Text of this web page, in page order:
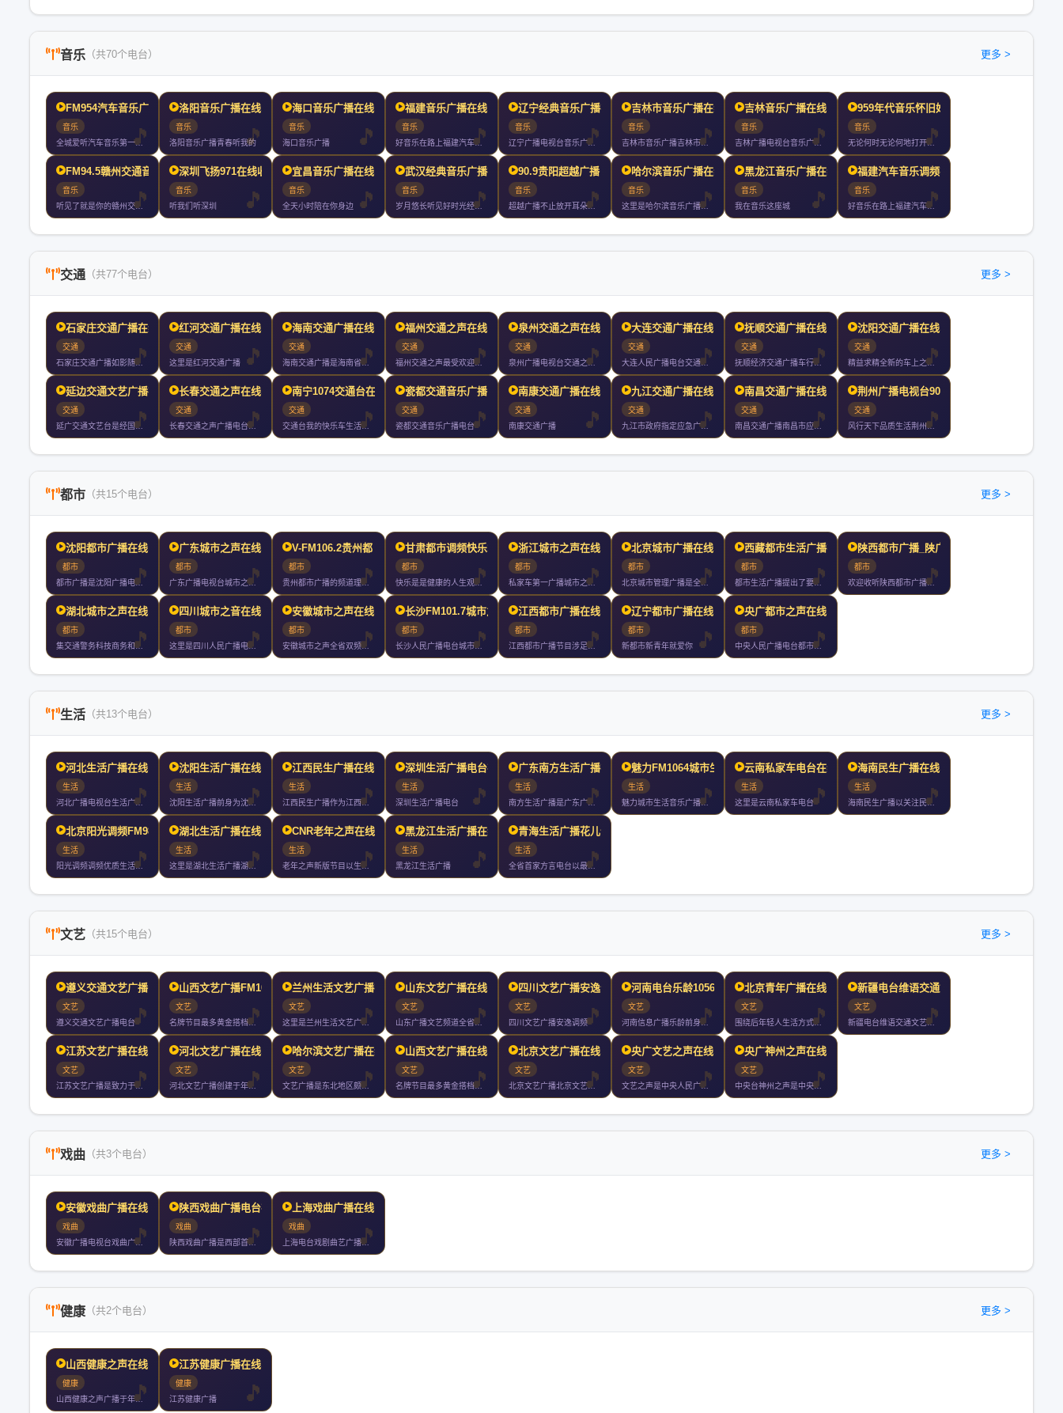
音乐 （共70个电台） 更多 >
FM954汽车音乐广播在
音乐
全城爱听汽车音乐第一台昆明车上收听率第一
洛阳音乐广播在线收听
音乐
洛阳音乐广播青春听我的
海口音乐广播在线收听
音乐
海口音乐广播
福建音乐广播在线收听
音乐
好音乐在路上福建汽车音乐调频福州厦门泉州漳州小时持续放送
辽宁经典音乐广播在线收听
音乐
辽宁广播电视台音乐广播是辽宁广播电视台下属的广播频率实行全天
吉林市音乐广播在线收听
音乐
吉林市音乐广播吉林市广播电视台旗下最具品味和情怀的绿色调频都
吉林音乐广播在线收听
音乐
吉林广播电视台音乐广播简称吉林音乐广播曾用名东北亚音乐台是吉
959年代音乐怀旧好声音
音乐
无论何时无论何地打开听老歌一首接一首歌声不断情怀不断
FM94.5赣州交通音乐
音乐
听见了就是你的赣州交通音乐广播你随身携带的文艺情怀
深圳飞扬971在线收听
音乐
听我们听深圳
宜昌音乐广播在线收听
音乐
全天小时陪在你身边
武汉经典音乐广播在线收听
音乐
岁月悠长听见好时光经典武汉音乐广播武汉音乐广播是武汉地区第一
90.9贵阳超越广播 W
音乐
超越广播不止放开耳朵城市顶尖音乐电台小时好音乐不间断
哈尔滨音乐广播在线收听
音乐
这里是哈尔滨音乐广播电台
黑龙江音乐广播在线收听
音乐
我在音乐这座城
福建汽车音乐调频在线收听
音乐
好音乐在路上福建汽车音乐调频福州厦门泉州漳州小时持续放送
交通 （共77个电台） 更多 >
石家庄交通广播在线收听
交通
石家庄交通广播如影随形的能量电台
红河交通广播在线收听
交通
这里是红河交通广播
海南交通广播在线收听
交通
海南交通广播是海南省唯一一家以宣传交通服务交通为宗旨以开车人
福州交通之声在线收听
交通
福州交通之声最受欢迎的汽车电台立足车与行为移动人群办有用的广
泉州交通之声在线收听
交通
泉州广播电视台交通之声成立于年月日试播月日开播是泉州市独家专
大连交通广播在线收听
交通
大连人民广播电台交通广播是大连人民广播电台下属的一个广播频道
抚顺交通广播在线收听
交通
抚顺经济交通广播车行天下声动我心一切只为你
沈阳交通广播在线收听
交通
精益求精全新的车上之声节目更动感风格更时尚效果更清晰覆盖更广
延边交通文艺广播在线收听
交通
延广交通文艺台是经国家广播电总局批准的延边朝鲜族自治州唯一的
长春交通之声在线收听
交通
长春交通之声广播电台是长春人民广播电台的系列台之一与长春市交
南宁1074交通台在线收
交通
交通台我的快乐车生活交通音乐广播为南宁广播电视台下属的一家广
瓷都交通音乐广播电台在线
交通
瓷都交通音乐广播电台
南康交通广播在线收听
交通
南康交通广播
九江交通广播在线收听
交通
九江市政府指定应急广播九江最具影响力权威媒体
南昌交通广播在线收听
交通
南昌交通广播南昌市应急广播只为每一个执着在路上的人尼尔森数据
荆州广播电视台90.1汽
交通
风行天下品质生活荆州人民广播电台汽车电台于年月日正式开播全天
都市 （共15个电台） 更多 >
沈阳都市广播在线收听
都市
都市广播是沈阳广播电视台专业系列广播频率之一都市广播作为辽沈
广东城市之声在线收听
都市
广东广播电视台城市之声的节目以丰富多样性和都市色彩为特征每天
V-FM106.2贵州都
都市
贵州都市广播的频道理念以轻松幽默的风格时尚有效的内容为私家车
甘肃都市调频快乐1066
都市
快乐是是健康的人生观点是惊喜的节目内容是流行的都市文化是热情
浙江城市之声在线收听
都市
私家车第一广播城市之声快乐梦想家拥有全球最顶尖的主持群创造知
北京城市广播在线收听
都市
北京城市管理广播是全国第一家以城市管理和服务为主要内容的广播
西藏都市生活广播在线收听
都市
都市生活广播提出了要做市民的忠实朋友把全心全意为市民服务作为
陕西都市广播_陕广新闻在
都市
欢迎收听陕西都市广播陕广新闻
湖北城市之声在线收听
都市
集交通警务科技商务和文娱信息于一体的省级交通专业广播电台以私
四川城市之音在线收听
都市
这里是四川人民广播电台城市之音
安徽城市之声在线收听
都市
安徽城市之声全省双频覆盖以好生活听我的为品牌标识以好听实用轻
长沙FM101.7城市之
都市
长沙人民广播电台城市之音年月日开播湖南一家引进系统的类型化音
江西都市广播在线收听
都市
江西都市广播节目涉足吃喝玩乐购贯穿寻找发现分享的理念传播都市
辽宁都市广播在线收听
都市
新都市新青年就爱你
央广都市之声在线收听
都市
中央人民广播电台都市之声首都时尚资讯娱乐台京城第一家汽车调频
生活 （共13个电台） 更多 >
河北生活广播在线收听
生活
河北广播电视台生活广播以传递健康知识引领健康生活为目标努力打
沈阳生活广播在线收听
生活
沈阳生活广播前身为沈阳经济广播年开播年直播是东三省第一家直播
江西民生广播在线收听
生活
江西民生广播作为江西地区民生类主流广播媒体年频率重构定位提出
深圳生活广播电台在线收听
生活
深圳生活广播电台
广东南方生活广播在线收听
生活
南方生活广播是广东广播电视台频率之一作为华南地区唯一一家以传
魅力FM1064城市生活
生活
魅力城市生活音乐广播有魅力最美丽非凡魅力只为并不平凡的你这里
云南私家车电台在线收听
生活
这里是云南私家车电台
海南民生广播在线收听
生活
海南民生广播以关注民生服务百姓为宗旨是海南广播电视总台旗下最
北京阳光调频FM98.6
生活
阳光调频调频优质生活拒绝平庸温暖发声
湖北生活广播在线收听
生活
这里是湖北生活广播湖北生活广播你值得收听的电台
CNR老年之声在线收听
生活
老年之声新版节目以生活资讯节目健康养生节目和文艺节目为主全天
黑龙江生活广播在线收听
生活
黑龙江生活广播
青海生活广播花儿调频在线
生活
全省首家方言电台以最本土的声音打造最全面的生活服务类电台
文艺 （共15个电台） 更多 >
遵义交通文艺广播 FM9
文艺
遵义交通文艺广播电台
山西文艺广播FM101.
文艺
名牌节目最多黄金搭档最火山西文艺广播成立于年月日开播年山西文
兰州生活文艺广播在线收听
文艺
这里是兰州生活文艺广播全天为广大私家车主带去及时的出行信息新
山东文艺广播在线收听
文艺
山东广播文艺频道全省市调频覆盖济南地区调频是省内唯一综合文艺
四川文艺广播安逸调频在线
文艺
四川文艺广播安逸调频
河南电台乐龄1056在线
文艺
河南信息广播乐龄前身为河南信息广播电台开播于年月日凭借调频中
北京青年广播在线收听
文艺
围绕后年轻人生活方式和大学校园学习生活的电台是注重实用信息分
新疆电台维语交通文艺广播
文艺
新疆电台维语交通文艺广播
江苏文艺广播在线收听
文艺
江苏文艺广播是致力于传播优秀中国文化的专业化文艺电台覆盖南京
河北文艺广播在线收听
文艺
河北文艺广播创建于年月日坚持文艺视野开掘传统经典关注时尚流行
哈尔滨文艺广播在线收听
文艺
文艺广播是东北地区颇具影响力的广播频率之一收听范围覆盖黑龙江
山西文艺广播在线收听
文艺
名牌节目最多黄金搭档最火山西文艺广播成立于年月日开播年山西文
北京文艺广播在线收听
文艺
北京文艺广播北京文艺广播播出频率创建于年月日覆盖北京市全部城
央广文艺之声在线收听
文艺
文艺之声是中央人民广播电台系列频率之第九套节目年年中央人民广
央广神州之声在线收听
文艺
中央台神州之声是中央人民广播电台专门为台湾及海外听众服务的两
戏曲 （共3个电台） 更多 >
安徽戏曲广播在线收听
戏曲
安徽广播电视台戏曲广播是安徽省第一家专业戏曲广播电台于年月日
陕西戏曲广播电台在线收听
戏曲
陕西戏曲广播是西部首家专业戏曲广播弘扬秦腔为主的戏曲文化用当
上海戏曲广播在线收听
戏曲
上海电台戏剧曲艺广播有着悠久传统一向执着于弘扬戏曲艺术戏剧曲
健康 （共2个电台） 更多 >
山西健康之声在线收听
健康
山西健康之声广播于年月日开播是全国首家医疗卫生专业广播全天播
江苏健康广播在线收听
健康
江苏健康广播